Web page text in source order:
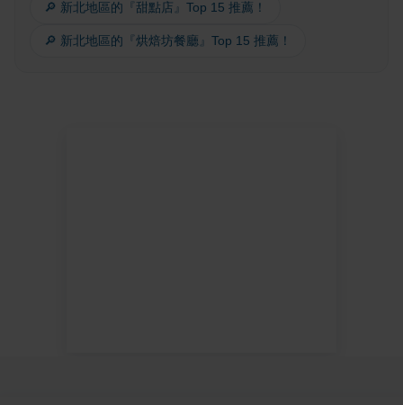
🔎 新北地區的『甜點店』Top 15 推薦！
🔎 新北地區的『烘焙坊餐廳』Top 15 推薦！